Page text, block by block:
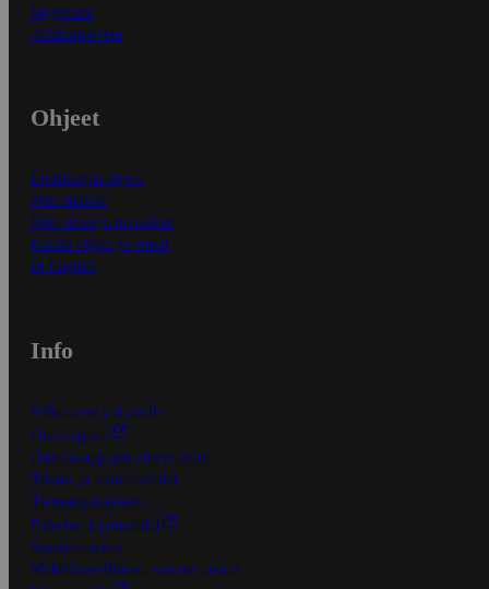
Myymälät
Asiakaspalvelu
Ohjeet
Ensitilaajan ohjeet
Näin maksat
Näin tilaat ja muokkaat
Kaikki ohjeet ja vinkit
In English
Info
S-Business yrityksille
Oiva-raportit
Osuuskauppojen yhteystiedot
Tilaus- ja toimitusehdot
Tietosuojakäytäntö
Palvelun käyttöehdot
Saavutettavuus
Mobiilisovelluksen saavutettavuus